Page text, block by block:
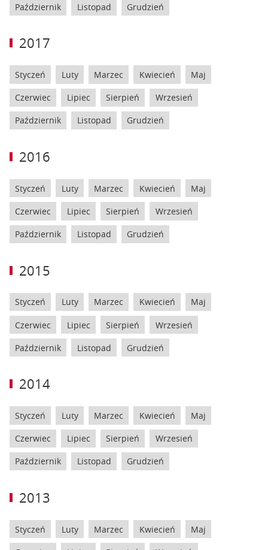
Październik Listopad Grudzień
2017
Styczeń Luty Marzec Kwiecień Maj
Czerwiec Lipiec Sierpień Wrzesień
Październik Listopad Grudzień
2016
Styczeń Luty Marzec Kwiecień Maj
Czerwiec Lipiec Sierpień Wrzesień
Październik Listopad Grudzień
2015
Styczeń Luty Marzec Kwiecień Maj
Czerwiec Lipiec Sierpień Wrzesień
Październik Listopad Grudzień
2014
Styczeń Luty Marzec Kwiecień Maj
Czerwiec Lipiec Sierpień Wrzesień
Październik Listopad Grudzień
2013
Styczeń Luty Marzec Kwiecień Maj